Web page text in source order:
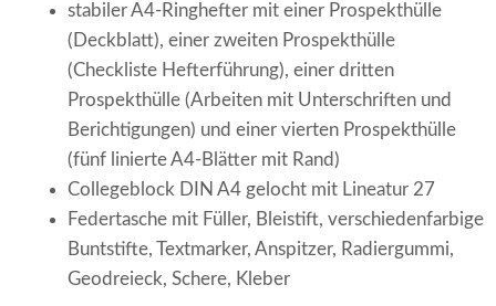
stabiler A4-Ringhefter mit einer Prospekthülle
(Deckblatt), einer zweiten Prospekthülle
(Checkliste Hefterführung), einer dritten
Prospekthülle (Arbeiten mit Unterschriften und
Berichtigungen) und einer vierten Prospekthülle
(fünf linierte A4-Blätter mit Rand)
Collegeblock DIN A4 gelocht mit Lineatur 27
Federtasche mit Füller, Bleistift, verschiedenfarbige
Buntstifte, Textmarker, Anspitzer, Radiergummi,
Geodreieck, Schere, Kleber